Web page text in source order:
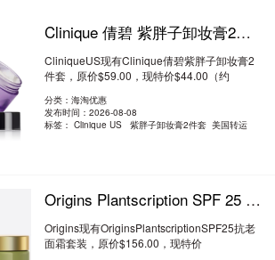
Clinique 倩碧 紫胖子卸妆膏2件套 7.5折 $44（约297.68元）
CliniqueUS现有Clinique倩碧紫胖子卸妆膏2
件套，原价$59.00，现特价$44.00（约
分类：海淘优惠
发布时间：2026-08-08
标签：Clinique US 紫胖子卸妆膏2件套 美国转运
Origins Plantscription SPF 25 抗老面霜套装 8.5折 $132（约893.42元）
Origins现有OriginsPlantscriptionSPF25抗老
面霜套装，原价$156.00，现特价